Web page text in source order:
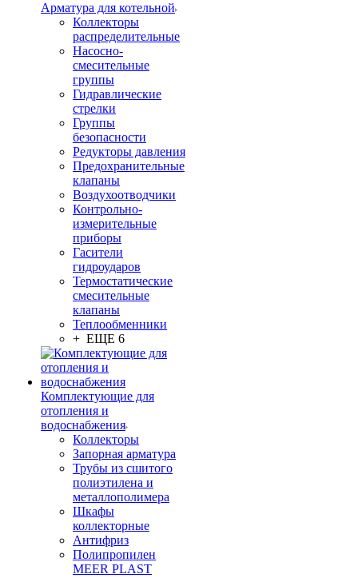
Арматура для котельной
Коллекторы
распределительные
Насосно-
смесительные
группы
Гидравлические
стрелки
Группы
безопасности
Редукторы давления
Предохранительные
клапаны
Воздухоотводчики
Контрольно-
измерительные
приборы
Гасители
гидроударов
Термостатические
смесительные
клапаны
Теплообменники
+ ЕЩЕ 6
Комплектующие для
отопления и
водоснабжения
Коллекторы
Запорная арматура
Трубы из сшитого
полиэтилена и
металлополимера
Шкафы
коллекторные
Антифриз
Полипропилен
MEER PLAST